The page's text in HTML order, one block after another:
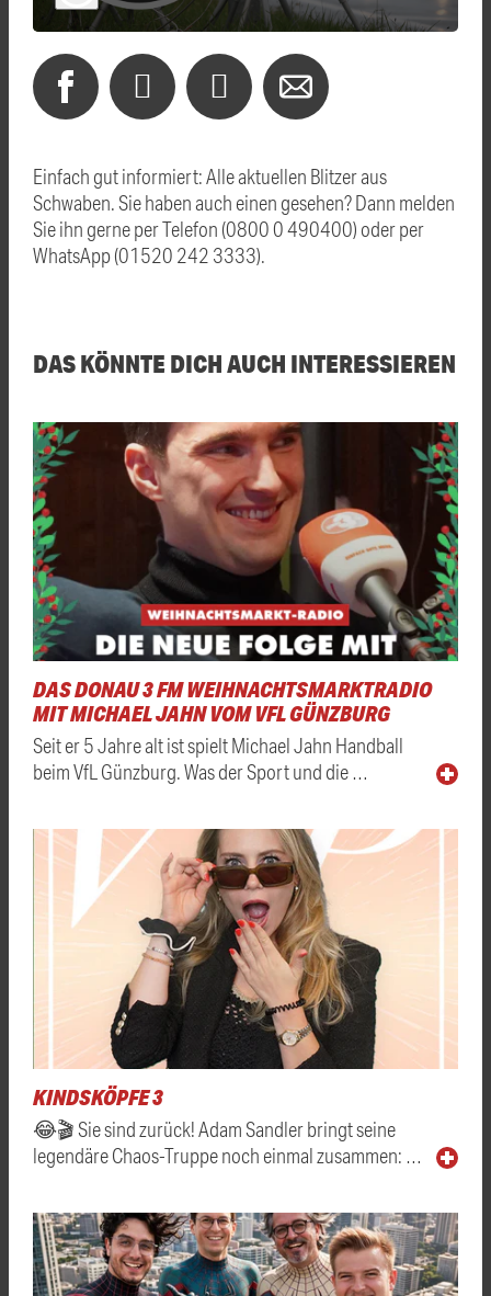
Einfach gut informiert: Alle aktuellen Blitzer aus
Schwaben. Sie haben auch einen gesehen? Dann melden
Sie ihn gerne per Telefon (0800 0 490400) oder per
WhatsApp (01520 242 3333).
DAS KÖNNTE DICH AUCH INTERESSIEREN
DAS DONAU 3 FM WEIHNACHTSMARKTRADIO
MIT MICHAEL JAHN VOM VFL GÜNZBURG
Seit er 5 Jahre alt ist spielt Michael Jahn Handball
beim VfL Günzburg. Was der Sport und die …
KINDSKÖPFE 3
😂🎬 Sie sind zurück! Adam Sandler bringt seine
legendäre Chaos-Truppe noch einmal zusammen: …